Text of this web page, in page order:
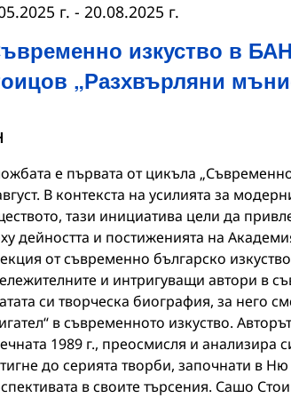
изкуство в
„Разхвърляни
г. - 20.08.2025 г.
е първата от цикъла
В контекста на усилията за
тази инициатива цели да
дейността и постиженията на
от съвременно българско
и интригуващи автори в
си творческа биография, за него
в съвременното изкуство.
1989 г., преосмисля и анализира
до серията творби, започнати в
в своите търсения. Сашо